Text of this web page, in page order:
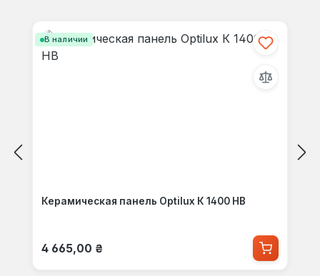
В наличии
Керамическая панель Optilux К 1400 НВ
Обычная цена:
4 665,00 ₴